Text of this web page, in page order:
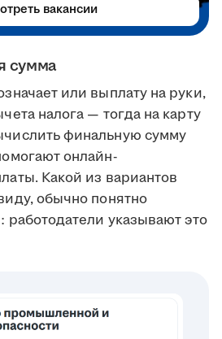
сумма
или выплату на руки,
налога — тогда на карту
финальную сумму
онлайн-
Какой из вариантов
обычно понятно
работодатели указывают это
вакансии